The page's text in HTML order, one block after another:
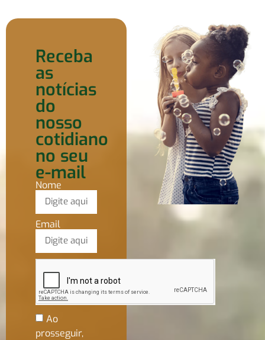
Receba
as
notícias
do
nosso
cotidiano
no seu
e-mail
Nome
Email
Ao
prosseguir,